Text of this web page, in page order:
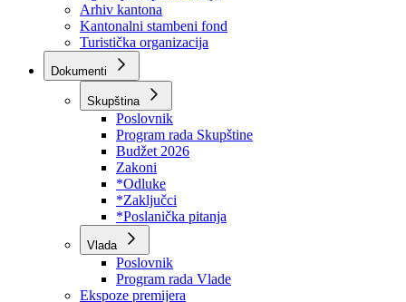
BPK šume
RTV BPK
Agencija za privatizaciju
Arhiv kantona
Kantonalni stambeni fond
Turistička organizacija
Dokumenti
Skupština
Poslovnik
Program rada Skupštine
Budžet 2026
Zakoni
*Odluke
*Zaključci
*Poslanička pitanja
Vlada